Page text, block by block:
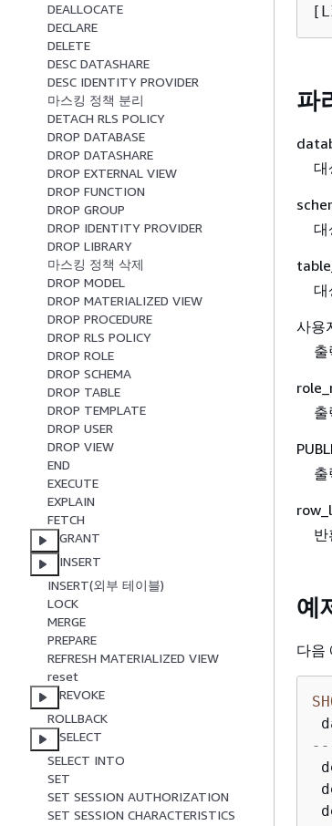
DEALLOCATE
DECLARE
DELETE
DESC DATASHARE
DESC IDENTITY PROVIDER
마스킹 정책 분리
DETACH RLS POLICY
DROP DATABASE
DROP DATASHARE
DROP EXTERNAL VIEW
DROP FUNCTION
DROP GROUP
DROP IDENTITY PROVIDER
DROP LIBRARY
마스킹 정책 삭제
DROP MODEL
DROP MATERIALIZED VIEW
DROP PROCEDURE
DROP RLS POLICY
DROP ROLE
DROP SCHEMA
DROP TABLE
DROP TEMPLATE
DROP USER
DROP VIEW
END
EXECUTE
EXPLAIN
FETCH
GRANT
INSERT
INSERT(외부 테이블)
LOCK
MERGE
PREPARE
REFRESH MATERIALIZED VIEW
reset
REVOKE
ROLLBACK
SELECT
SELECT INTO
SET
SET SESSION AUTHORIZATION
SET SESSION CHARACTERISTICS
파
대
대
대
사용
출
예
다음